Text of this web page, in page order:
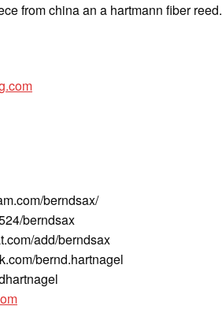
from china an a hartmann fiber reed.
berndsax/
berndsax
add/berndsax
bernd.hartnagel